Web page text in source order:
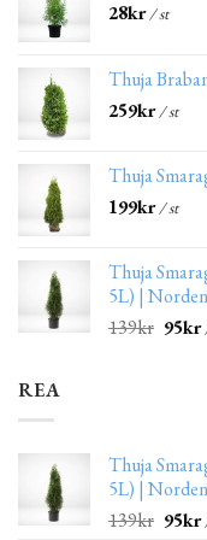
28kr/ st
Thuja
259kr/ st
Thuja
199kr/ st
Thuja
5L) |
139kr 95kr
REA
Thuja
5L) |
139kr 95kr